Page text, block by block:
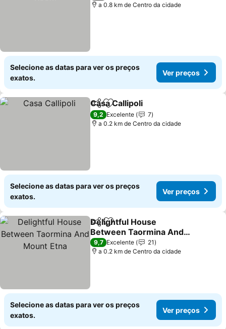
a 0.8 km de Centro da cidade
Selecione as datas para ver os preços
exatos.
Ver preços
PartilharAdicionar aos favoritos
Casa Callipoli
9,2 Excelente
7
a 0.2 km de Centro da cidade
Selecione as datas para ver os preços
exatos.
Ver preços
PartilharAdicionar aos favoritos
Delightful House
Between Taormina And
Mount Etna
Ver preços
9,7 Excelente
21
a 0.2 km de Centro da cidade
Selecione as datas para ver os preços
exatos.
Ver preços